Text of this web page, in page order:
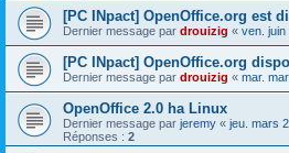
[PC INpact] OpenOffice.org est
Dernier message par drouizig « ven. juin
[PC INpact] OpenOffice.org
Dernier message par drouizig « mar.
OpenOffice 2.0 ha Linux
Dernier message par jeremy « jeu. mars
Réponses : 2